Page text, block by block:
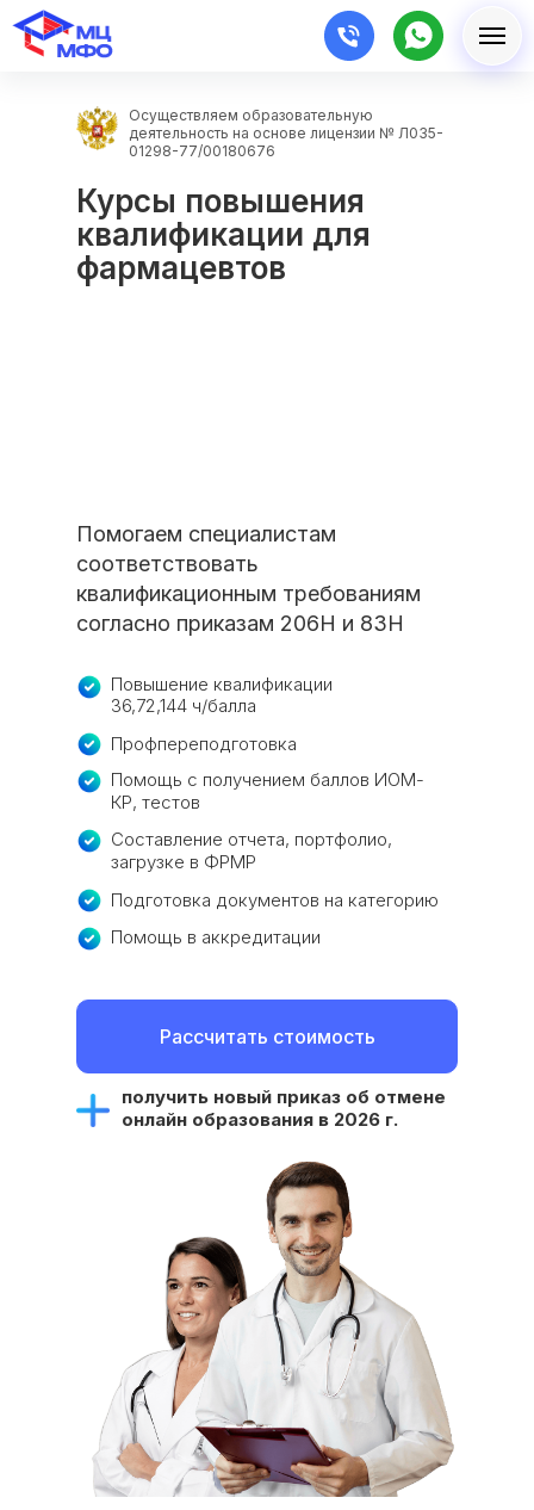
Помогаем специалистам
соответствовать
квалификационным требованиям
согласно приказам 206Н и 83Н
Рассчитать стоимость
Курсы повышения
квалификации для
фармацевтов
Повышение квалификации
36,72,144 ч/балла
Профпереподготовка
Помощь с получением баллов ИОМ-
КР, тестов
Подготовка документов на категорию
Составление отчета, портфолио,
загрузке в ФРМР
Помощь в аккредитации
получить новый приказ об отмене
онлайн образования в 2026 г.
Осуществляем образовательную
деятельность на основе лицензии № Л035-
01298-77/00180676